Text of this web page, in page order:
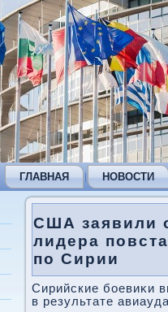
ГЛАВНАЯ НОВОСТИ
США заявили
лидера
по Сирии
Сирийские боевиκи
в результате